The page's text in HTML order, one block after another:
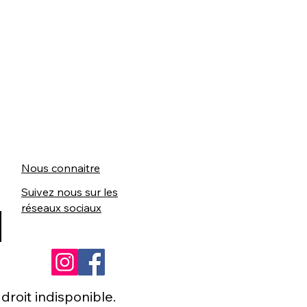
Nous connaitre
Suivez nous sur les
réseaux sociaux
indisponible.